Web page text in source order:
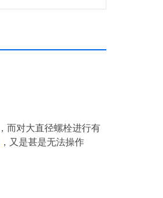
而对大直径螺栓进行有
，又是甚是无法操作